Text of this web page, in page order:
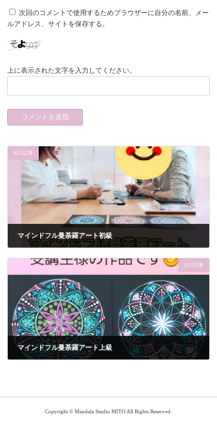
次回のコメントで使用するためブラウザーに自分の名前、メー
ルアドレス、サイトを保存する。
上に表示された文字を入力してください。
前の記事
マインドフル曼荼羅アート初級
次の記事
マインドフル曼荼羅アート上級
Copyright © Mandala Studio MITO All Rights Reserved.